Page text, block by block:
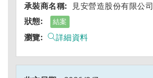
見安營造股份有限公司
結案
詳細資料